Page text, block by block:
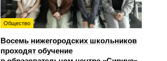
Общество
Восемь нижегородских школьников
проходят обучение